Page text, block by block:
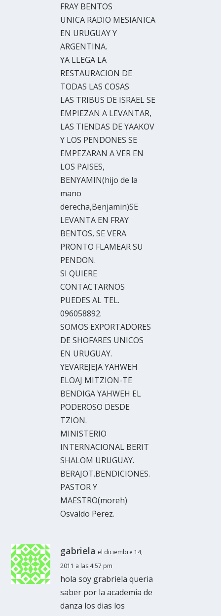
FRAY BENTOS
UNICA RADIO MESIANICA
EN URUGUAY Y
ARGENTINA.
YA LLEGA LA
RESTAURACION DE
TODAS LAS COSAS
LAS TRIBUS DE ISRAEL SE
EMPIEZAN A LEVANTAR,
LAS TIENDAS DE YAAKOV
Y LOS PENDONES SE
EMPEZARAN A VER EN
LOS PAISES,
BENYAMIN(hijo de la
mano
derecha,Benjamin)SE
LEVANTA EN FRAY
BENTOS, SE VERA
PRONTO FLAMEAR SU
PENDON.
SI QUIERE
CONTACTARNOS
PUEDES AL TEL.
096058892.
SOMOS EXPORTADORES
DE SHOFARES UNICOS
EN URUGUAY.
YEVAREJEJA YAHWEH
ELOAJ MITZION-TE
BENDIGA YAHWEH EL
PODEROSO DESDE
TZION.
MINISTERIO
INTERNACIONAL BERIT
SHALOM URUGUAY.
BERAJOT.BENDICIONES.
PASTOR Y
MAESTRO(moreh)
Osvaldo Perez.
gabriela el diciembre 14,
2011 a las 4:57 pm
hola soy grabriela queria
saber por la academia de
danza los dias los